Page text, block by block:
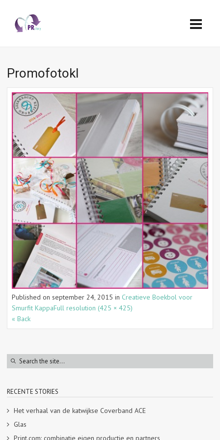
Promofotokl
Published on september 24, 2015 in Creatieve Boekbol voor
Smurfit KappaFull resolution (425 × 425)
« Back
RECENTE STORIES
Het verhaal van de katwijkse Coverband ACE
Glas
Print.com: combinatie eigen productie en partners